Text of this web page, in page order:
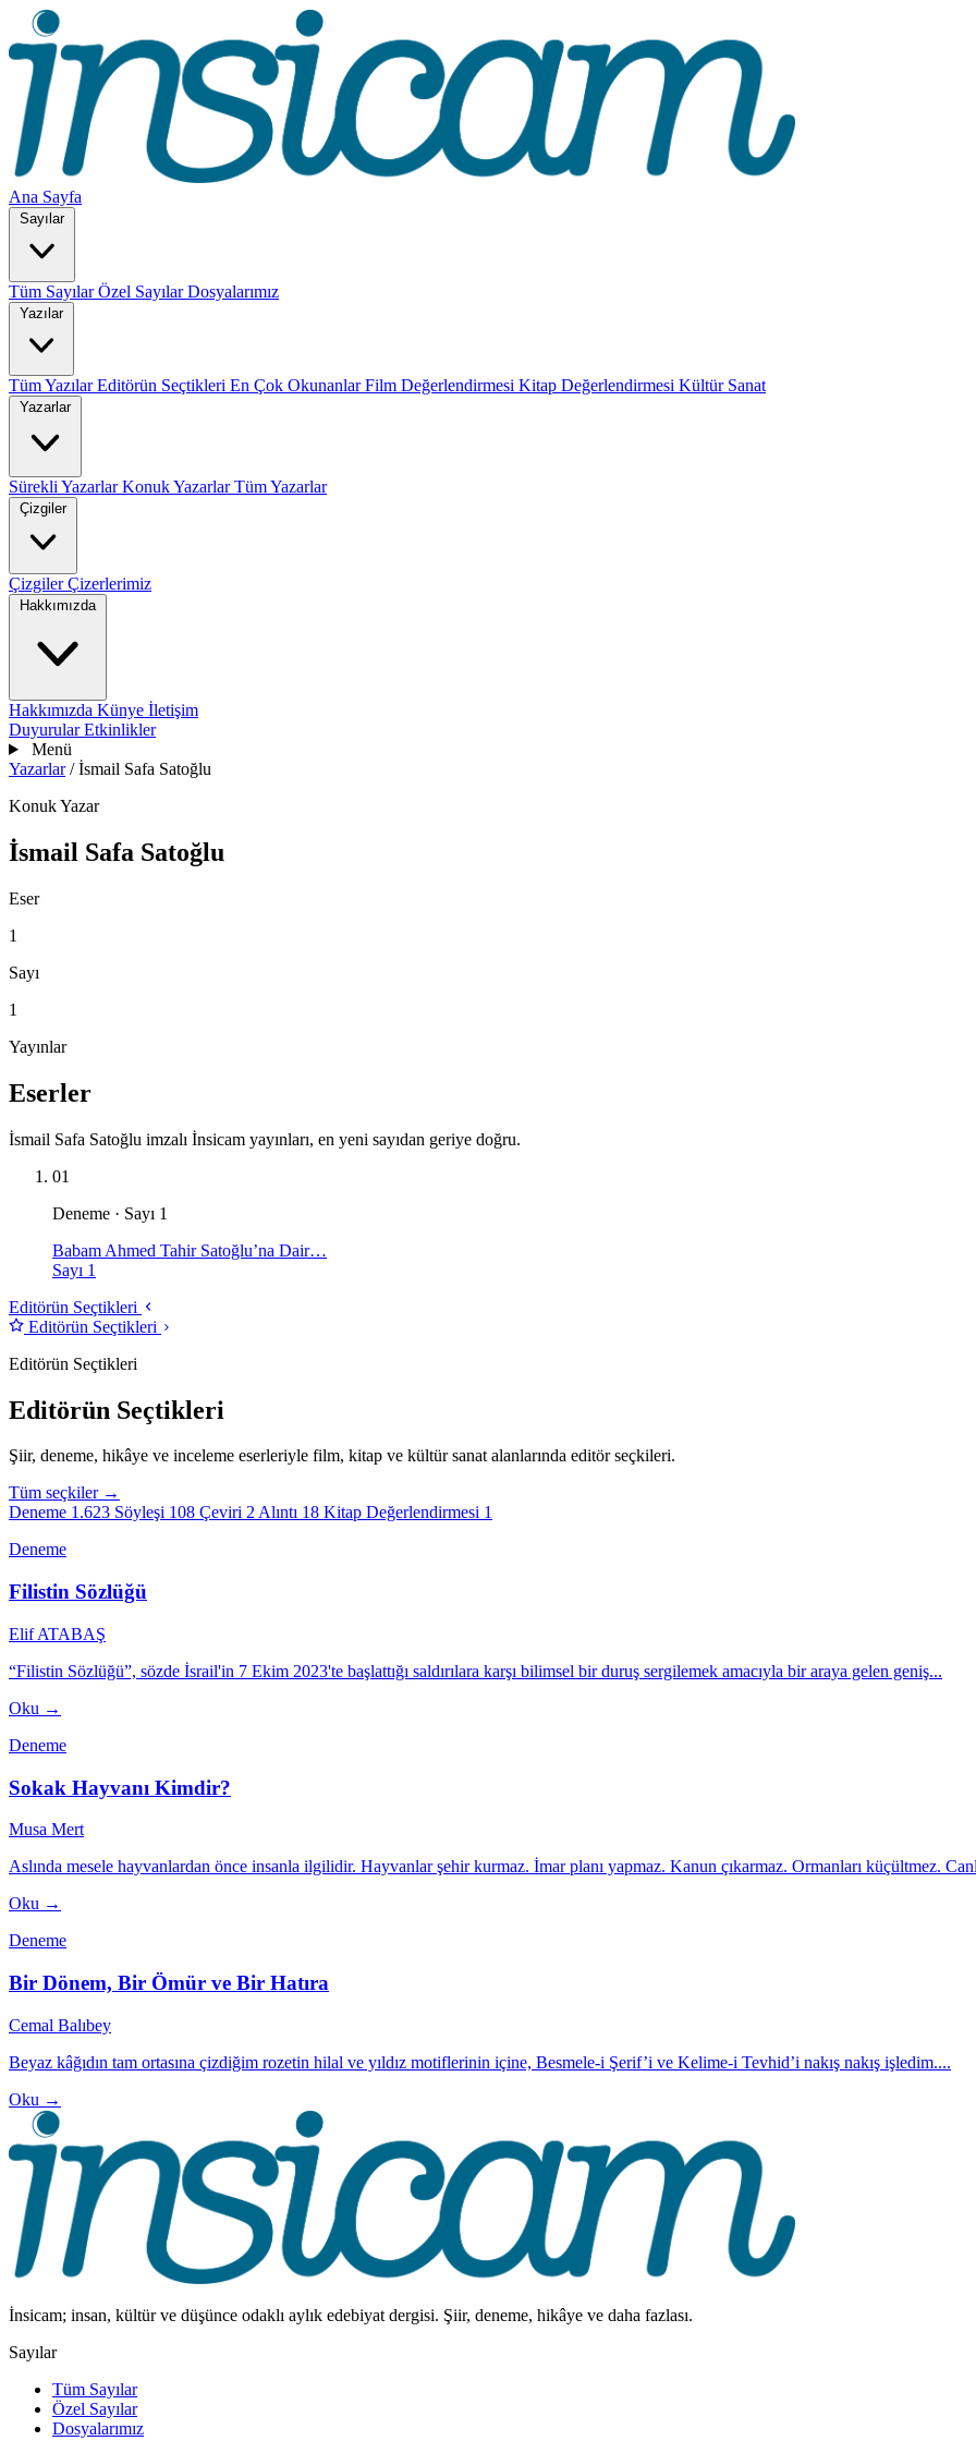
Ana Sayfa
Sayılar
Tüm SayılarÖzel SayılarDosyalarımız
Yazılar
Tüm YazılarEditörün Seçtikleri En Çok OkunanlarFilm Değerlendirmesi Kitap Değerlendirmesi Kültür Sanat
Yazarlar
Sürekli YazarlarKonuk YazarlarTüm Yazarlar
Çizgiler
ÇizgilerÇizerlerimiz
Hakkımızda
Hakkımızda Künye İletişim
DuyurularEtkinlikler
Menü
Yazarlar / İsmail Safa Satoğlu
Konuk Yazar
İsmail Safa Satoğlu
Eser
1
Sayı
1
Yayınlar
Eserler
İsmail Safa Satoğlu imzalı İnsicam yayınları, en yeni sayıdan geriye doğru.
01
Deneme · Sayı 1
Babam Ahmed Tahir Satoğlu’na Dair…
Sayı 1
Editörün Seçtikleri
Editörün Seçtikleri
Editörün Seçtikleri
Editörün Seçtikleri
Şiir, deneme, hikâye ve inceleme eserleriyle film, kitap ve kültür sanat alanlarında editör seçkileri.
Tüm seçkiler →
Deneme 1.623 Söyleşi 108 Çeviri 2Alıntı 18 Kitap Değerlendirmesi 1
Deneme
Filistin Sözlüğü
Elif ATABAŞ
“Filistin Sözlüğü”, sözde İsrail'in 7 Ekim 2023'te başlattığı saldırılara karşı bilimsel bir duruş sergilemek amacıyla bir araya gelen geniş...
Oku →
Deneme
Sokak Hayvanı Kimdir?
Musa Mert
Aslında mesele hayvanlardan önce insanla ilgilidir. Hayvanlar şehir kurmaz. İmar planı yapmaz. Kanun çıkarmaz. Ormanları küçültmez.
Oku →
Deneme
Bir Dönem, Bir Ömür ve Bir Hatıra
Cemal Balıbey
Beyaz kâğıdın tam ortasına çizdiğim rozetin hilal ve yıldız motiflerinin içine, Besmele-i Şerif’i ve Kelime-i Tevhid’i nakış nakış işledim....
Oku →
İnsicam; insan, kültür ve düşünce odaklı aylık edebiyat dergisi. Şiir, deneme, hikâye ve daha fazlası.
Sayılar
Tüm Sayılar
Özel Sayılar
Dosyalarımız